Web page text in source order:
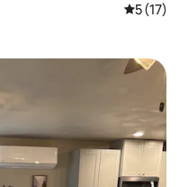
5 de uma
5 (17)